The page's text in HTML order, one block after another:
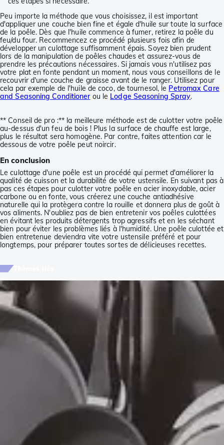
Peu importe la méthode que vous choisissez, il est important
d'appliquer une couche bien fine et égale d'huile sur toute la surface
de la poêle. Dès que l'huile commence à fumer, retirez la poêle du
feu/du four. Recommencez ce procédé plusieurs fois afin de
développer un culottage suffisamment épais. Soyez bien prudent
lors de la manipulation de poêles chaudes et assurez-vous de
prendre les précautions nécessaires. Si jamais vous n'utilisez pas
votre plat en fonte pendant un moment, nous vous conseillons de le
recouvrir d'une couche de graisse avant de le ranger. Utilisez pour
cela par exemple de l'huile de coco, de tournesol, le Petromax Care
and Seasoning Conditionerou le Lodge Seasoning Spray.
** Conseil de pro :** la meilleure méthode est de culotter votre poêle
au-dessus d'un feu de bois ! Plus la surface de chauffe est large,
plus le résultat sera homogène. Par contre, faites attention car le
dessous de votre poêle peut noircir.
En conclusion
Le culottage d'une poêle est un procédé qui permet d'améliorer la
qualité de cuisson et la durabilité de votre ustensile. En suivant pas à
pas ces étapes pour culotter votre poêle en acier inoxydable, acier
carbone ou en fonte, vous créerez une couche antiadhésive
naturelle qui la protègera contre la rouille et donnera plus de goût à
vos aliments. N'oubliez pas de bien entretenir vos poêles culottées
en évitant les produits détergents trop agressifs et en les séchant
bien pour éviter les problèmes liés à l'humidité. Une poêle culottée et
bien entretenue deviendra vite votre ustensile préféré et pour
longtemps, pour préparer toutes sortes de délicieuses recettes.